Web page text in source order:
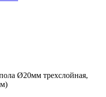
Ø20мм трехслойная,